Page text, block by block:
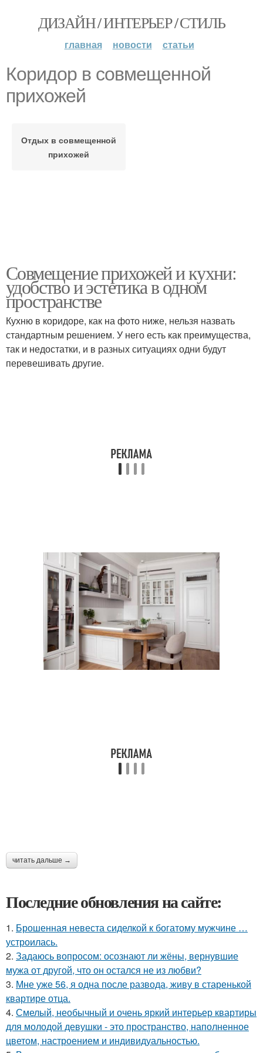
ДИЗАЙН / ИНТЕРЬЕР / СТИЛЬ
главная новости статьи
Коридор в совмещенной
прихожей
Отдых в совмещенной
прихожей
Совмещение прихожей и кухни:
удобство и эстетика в одном
пространстве
Кухню в коридоре, как на фото ниже, нельзя назвать
стандартным решением. У него есть как преимущества,
так и недостатки, и в разных ситуациях одни будут
перевешивать другие.
читать дальше →
Последние обновления на сайте:
1. Брошенная невеста сиделкой к богатому мужчине …
устроилась.
2. Задаюсь вопросом: осознают ли жёны, вернувшие
мужа от другой, что он остался не из любви?
3. Мне уже 56, я одна после развода, живу в старенькой
квартире отца.
4. Смелый, необычный и очень яркий интерьер квартиры
для молодой девушки - это пространство, наполненное
цветом, настроением и индивидуальностью.